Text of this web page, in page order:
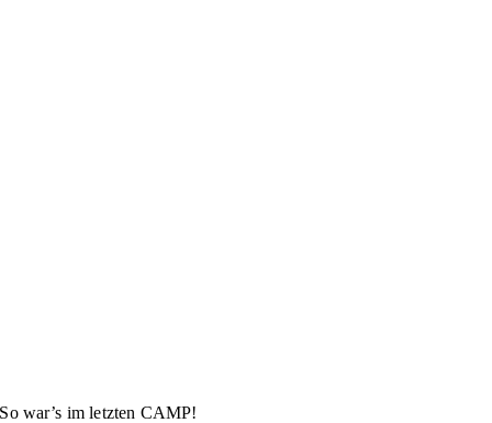
So war’s im letzten CAMP!